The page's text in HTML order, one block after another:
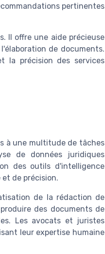
pertinentes
Il offre une aide précieuse
de documents.
la précision des services
à une multitude de tâches
de données juridiques
des outils d'intelligence
de précision.
de la rédaction de
des documents de
Les avocats et juristes
leur expertise humaine